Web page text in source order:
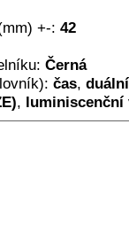
+-: 42
Černá
čas,
, luminiscenční